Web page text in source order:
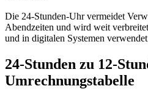
Die 24-Stunden-Uhr vermeidet
Abendzeiten und wird weit
und in digitalen Systemen
24-Stunden zu 12-
Umrechnungstabelle